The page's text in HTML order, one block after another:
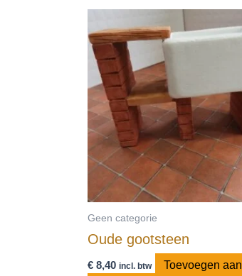
Geen categorie
Oude gootsteen
€ 8,40 incl. btw
Toevoegen aan